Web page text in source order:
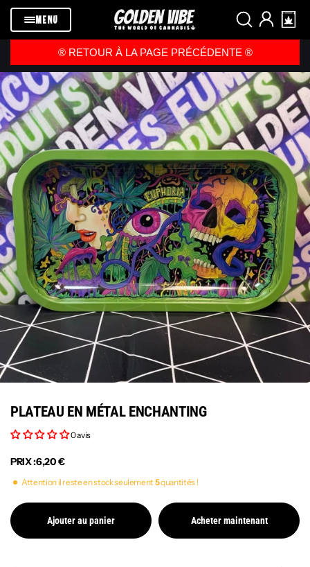
Passer au
contenuMENU
®️ RETOUR À LA PAGE PRÉCÉDENTE ®️
PLATEAU EN MÉTAL ENCHANTING
0 avis
PRIX :6,20 €
Attention il reste en stock seulement5quantités !
Ajouter au panier Acheter maintenant